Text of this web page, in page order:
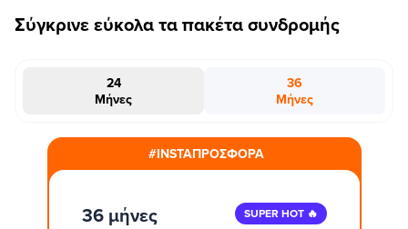
Σύγκρινε εύκολα τα πακέτα συνδρομής
24
Μήνες
36
Μήνες
#INSTAΠΡΟΣΦΟΡΑ
36 μήνες SUPER HOT 🔥